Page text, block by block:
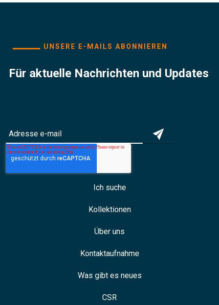
UNSERE E-MAILS ABONNIEREN
Für aktuelle Nachrichten und Updates
Ich suche
Kollektionen
Über uns
Kontaktaufnahme
Was gibt es neues
CSR